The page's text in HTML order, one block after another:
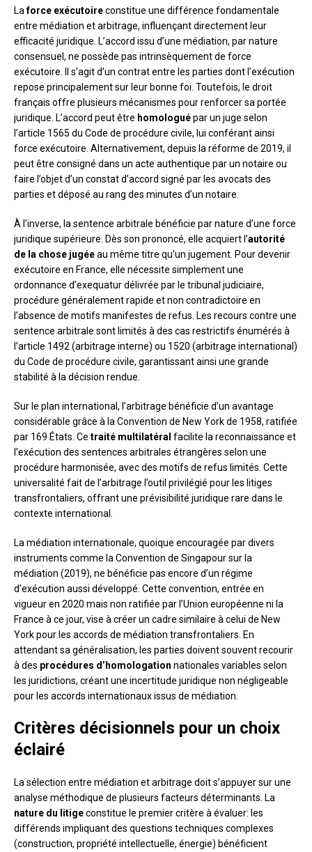
Laforce exécutoireconstitue une différence fondamentale
entre médiation et arbitrage, influençant directement leur
efficacité juridique. L’accord issu d’une médiation, par nature
consensuel, ne possède pas intrinsèquement de force
exécutoire. Il s’agit d’un contrat entre les parties dont l’exécution
repose principalement sur leur bonne foi. Toutefois, le droit
français offre plusieurs mécanismes pour renforcer sa portée
juridique. L’accord peut être homologuépar un juge selon
l’article 1565 du Code de procédure civile, lui conférant ainsi
force exécutoire. Alternativement, depuis la réforme de 2019, il
peut être consigné dans un acte authentique par un notaire ou
faire l’objet d’un constat d’accord signé par les avocats des
parties et déposé au rang des minutes d’un notaire.
À l’inverse, la sentence arbitrale bénéficie par nature d’une force
juridique supérieure. Dès son prononcé, elle acquiert l’autorité
de la chose jugéeau même titre qu’un jugement. Pour devenir
exécutoire en France, elle nécessite simplement une
ordonnance d’exequatur délivrée par le tribunal judiciaire,
procédure généralement rapide et non contradictoire en
l’absence de motifs manifestes de refus. Les recours contre une
sentence arbitrale sont limités à des cas restrictifs énumérés à
l’article 1492 (arbitrage interne) ou 1520 (arbitrage international)
du Code de procédure civile, garantissant ainsi une grande
stabilité à la décision rendue.
Sur le plan international, l’arbitrage bénéficie d’un avantage
considérable grâce à la Convention de New York de 1958, ratifiée
par 169 États. Ce traité multilatéral facilite la reconnaissance et
l’exécution des sentences arbitrales étrangères selon une
procédure harmonisée, avec des motifs de refus limités. Cette
universalité fait de l’arbitrage l’outil privilégié pour les litiges
transfrontaliers, offrant une prévisibilité juridique rare dans le
contexte international.
La médiation internationale, quoique encouragée par divers
instruments comme la Convention de Singapour sur la
médiation (2019), ne bénéficie pas encore d’un régime
d’exécution aussi développé. Cette convention, entrée en
vigueur en 2020 mais non ratifiée par l’Union européenne ni la
France à ce jour, vise à créer un cadre similaire à celui de New
York pour les accords de médiation transfrontaliers. En
attendant sa généralisation, les parties doivent souvent recourir
à des procédures d’homologation nationales variables selon
les juridictions, créant une incertitude juridique non négligeable
pour les accords internationaux issus de médiation.
Critères décisionnels pour un choix
éclairé
La sélection entre médiation et arbitrage doit s’appuyer sur une
analyse méthodique de plusieurs facteurs déterminants. La
nature du litigeconstitue le premier critère à évaluer: les
différends impliquant des questions techniques complexes
(construction, propriété intellectuelle, énergie) bénéficient